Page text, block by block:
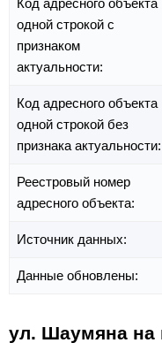
Код адресного объекта
одной строкой с
признаком
актуальности:
Код адресного объекта
одной строкой без
признака актуальности:
Реестровый номер
адресного объекта:
Источник данных:
Данные обновлены:
ул. Шаумяна на